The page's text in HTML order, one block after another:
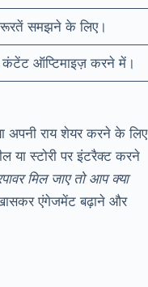
समझने के लिए।
कंटेंट ऑप्टिमाइज़ करने में।
अपनी राय शेयर करने के लिए
या स्टोरी पर इंटरैक्ट करने
मिल जाए तो आप क्या
एंगेजमेंट बढ़ाने और